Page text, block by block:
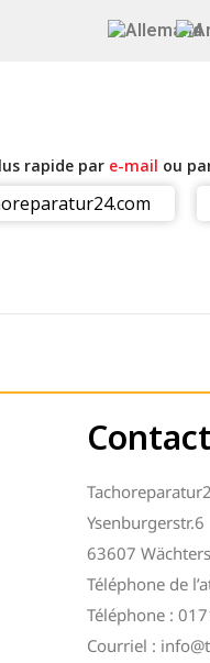
rapide par e-mail ou
Contact
Ysenburgerstr.6
63607
Téléphone de
Téléphone :
Courriel :